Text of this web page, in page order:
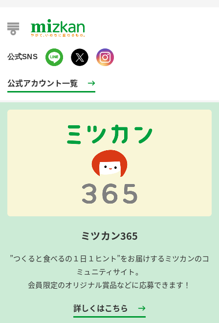
公式SNS
公式アカウント一覧
ミツカン365
”つくると食べるの１日１ヒント”をお届けするミツカンのコ
ミュニティサイト。
会員限定のオリジナル賞品などに応募できます！
詳しくはこちら